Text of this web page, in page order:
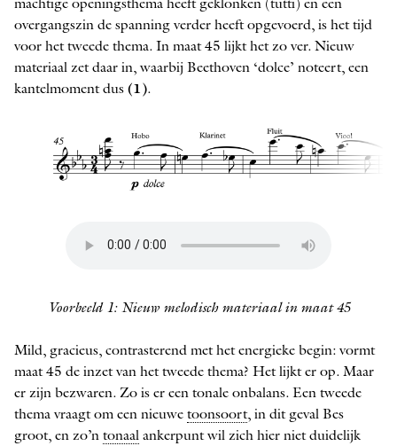
machtige openingsthema heeft geklonken (tutti) en een
overgangszin de spanning verder heeft opgevoerd, is het tijd
voor het tweede ­thema. In maat 45 lijkt het zo ver. Nieuw
materiaal zet daar in, waarbij Beet­hoven ‘dolce’ noteert, een
kantelmoment dus (1).
Voorbeeld 1: Nieuw melodisch materiaal in maat 45
Mild, gracieus, contrasterend met het energieke begin: vormt
maat 45 de inzet van het tweede thema? Het lijkt er op. Maar
er zijn bezwaren. Zo is er een ­tonale onbalans. Een tweede
thema vraagt om een nieuwe toonsoort, in dit geval Bes
groot, en zo’n tonaal ankerpunt wil zich hier niet duidelijk